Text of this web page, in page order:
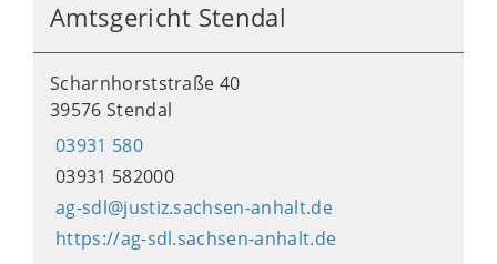
Amtsgericht Stendal
Scharnhorststraße 40
39576 Stendal
03931 580
03931 582000
ag-sdl@justiz.sachsen-anhalt.de
https://ag-sdl.sachsen-anhalt.de